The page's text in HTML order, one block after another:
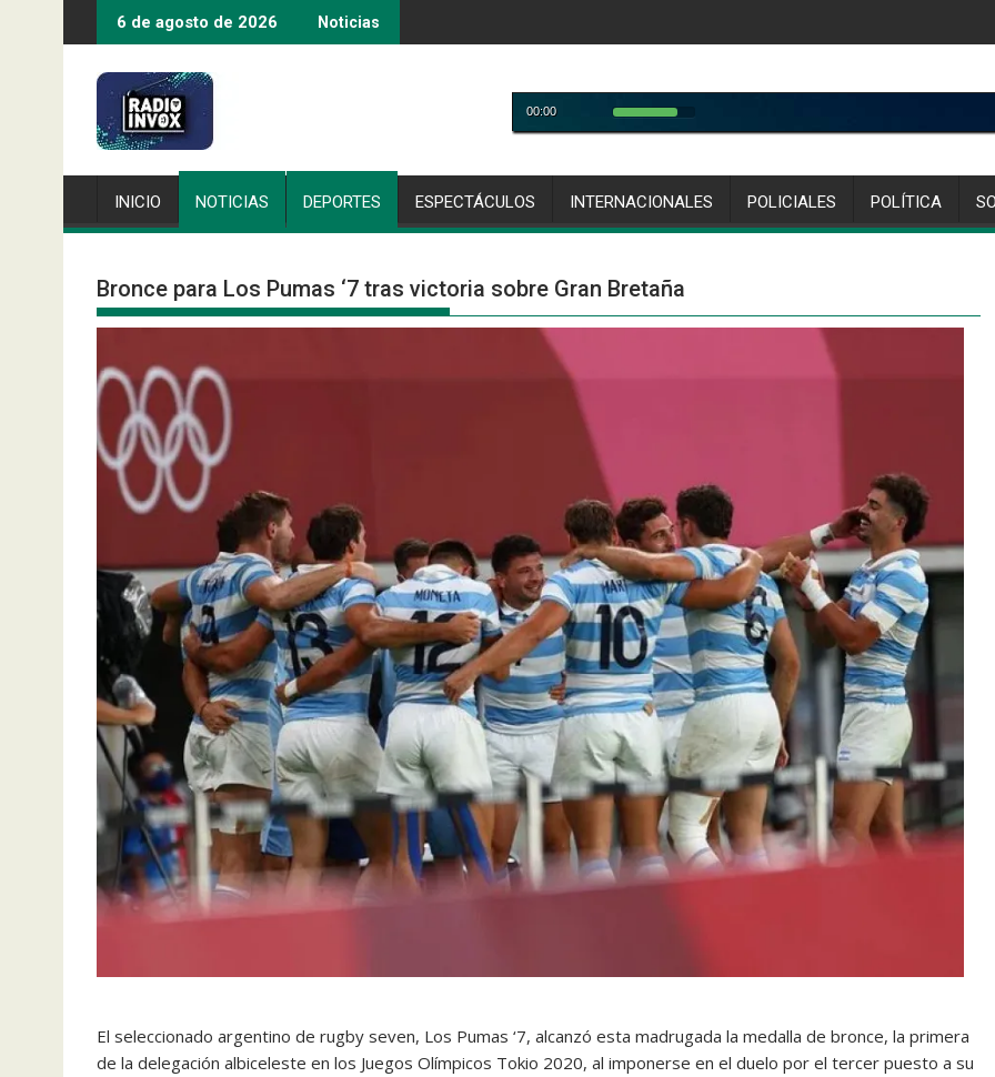
al
6 de agosto de 2026 Noticias
INICIO NOTICIAS DEPORTES ESPECTÁCULOS INTERNACIONALES POLICIALES POLÍTICA
Bronce para Los Pumas ‘7 tras victoria sobre Gran Bretaña
El seleccionado argentino de rugby seven, Los Pumas ‘7, alcanzó esta madrugada la medalla de bronce, la primera
de la delegación albiceleste en los Juegos Olímpicos Tokio 2020, al imponerse en el duelo por el tercer puesto a su